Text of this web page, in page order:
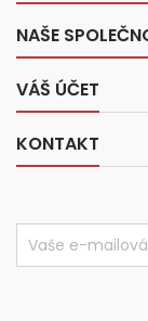
NAŠE
VÁŠ ÚČET
KONTAKT